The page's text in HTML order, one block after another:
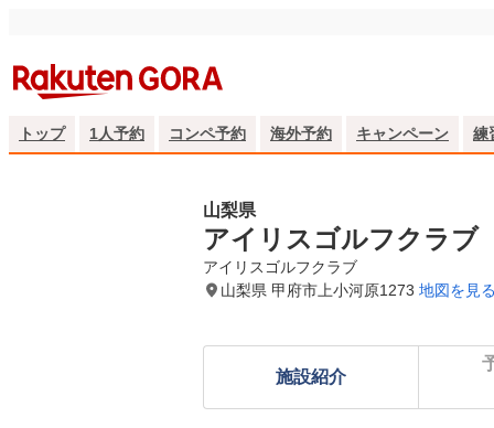
トップ 1人予約 コンペ予約 海外予約 キャンペーン 練
山梨県
アイリスゴルフクラブ
アイリスゴルフクラブ
山梨県 甲府市上小河原1273 地図を見る
施設紹介